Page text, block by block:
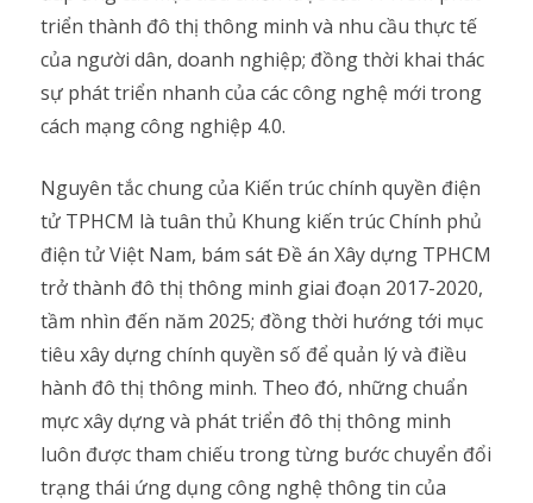
triển thành đô thị thông minh và nhu cầu thực tế
của người dân, doanh nghiệp; đồng thời khai thác
sự phát triển nhanh của các công nghệ mới trong
cách mạng công nghiệp 4.0.
Nguyên tắc chung của Kiến trúc chính quyền điện
tử TPHCM là tuân thủ Khung kiến trúc Chính phủ
điện tử Việt Nam, bám sát Đề án Xây dựng TPHCM
trở thành đô thị thông minh giai đoạn 2017-2020,
tầm nhìn đến năm 2025; đồng thời hướng tới mục
tiêu xây dựng chính quyền số để quản lý và điều
hành đô thị thông minh. Theo đó, những chuẩn
mực xây dựng và phát triển đô thị thông minh
luôn được tham chiếu trong từng bước chuyển đổi
trạng thái ứng dụng công nghệ thông tin của